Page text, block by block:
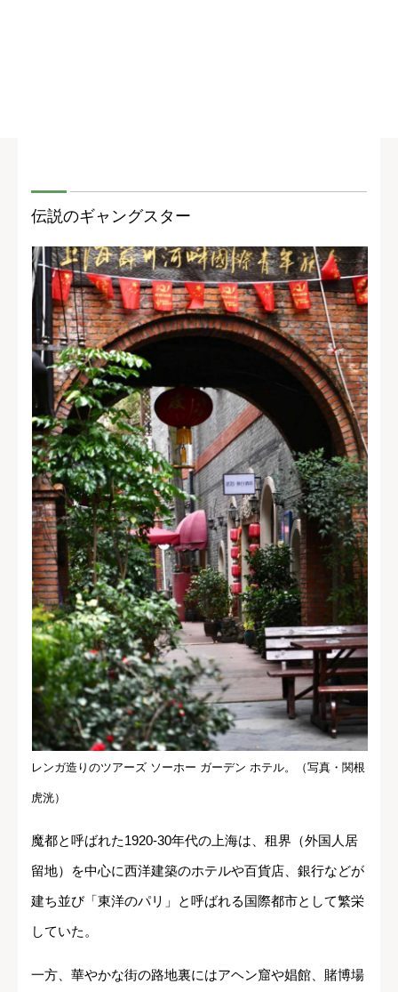
伝説のギャングスター
レンガ造りのツアーズ ソーホー ガーデン ホテル。（写真・関根
虎洸）
魔都と呼ばれた1920-30年代の上海は、租界（外国人居
留地）を中心に西洋建築のホテルや百貨店、銀行などが
建ち並び「東洋のパリ」と呼ばれる国際都市として繁栄
していた。
一方、華やかな街の路地裏にはアヘン窟や娼館、賭博場